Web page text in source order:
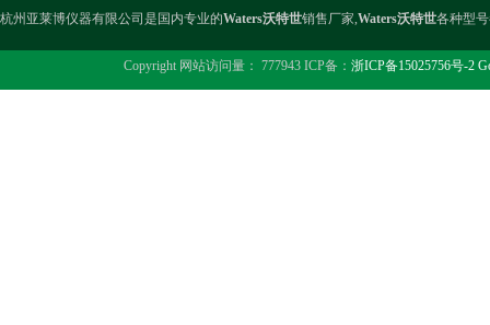
杭州亚莱博仪器有限公司是国内专业的Waters沃特世销售厂家, Waters沃特世各种型
Copyright 网站访问量： 777943 ICP备： 浙ICP备15025756号-2